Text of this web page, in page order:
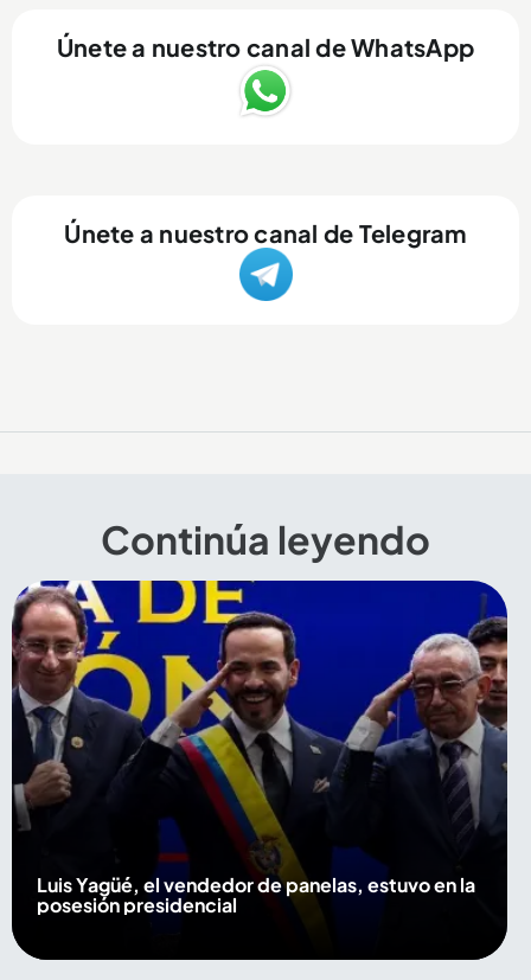
Únete a nuestro canal de WhatsApp
Únete a nuestro canal de Telegram
Continúa leyendo
Luis Yagüé, el vendedor de panelas, estuvo en la
posesión presidencial